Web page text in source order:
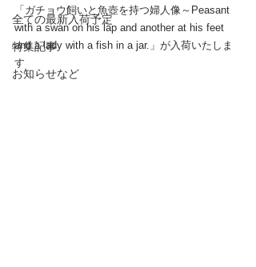
全ての最新入荷予定
特集記事
お知らせなど
「ガチョウ飼いと魚壺を持つ婦人像～Peasant
with a swan on his lap and another at his feet
and a lady with a fish in a jar.」が入荷いたしま
す